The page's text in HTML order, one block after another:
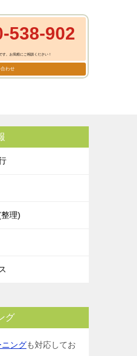
538-902
す。お気軽にご相談ください！
わせ
理)
グ
ングも対応してお